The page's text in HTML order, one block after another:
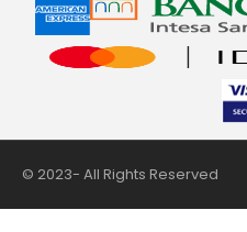
© 2023- All Rights Reserved